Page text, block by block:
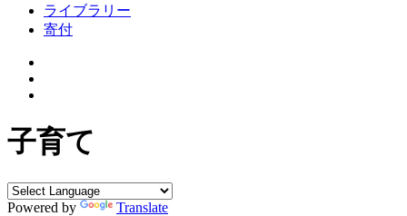
ライブラリー
寄付
子育て
Powered by Translate